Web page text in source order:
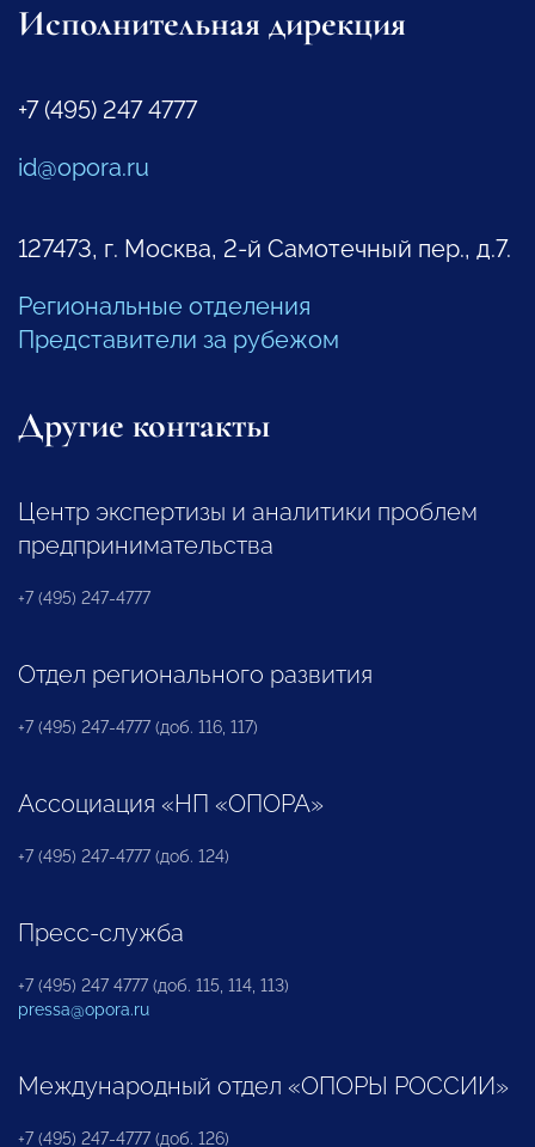
Исполнительная дирекция
+7 (495) 247 4777
id@opora.ru
127473, г. Москва, 2-й Самотечный пер., д.7.
Региональные отделения
Представители за рубежом
Другие контакты
Центр экспертизы и аналитики проблем
предпринимательства
+7 (495) 247-4777
Отдел регионального развития
+7 (495) 247-4777 (доб. 116, 117)
Ассоциация «НП «ОПОРА»
+7 (495) 247-4777 (доб. 124)
Пресс-служба
+7 (495) 247 4777 (доб. 115, 114, 113)
pressa@opora.ru
Международный отдел «ОПОРЫ РОССИИ»
+7 (495) 247-4777 (доб. 126)